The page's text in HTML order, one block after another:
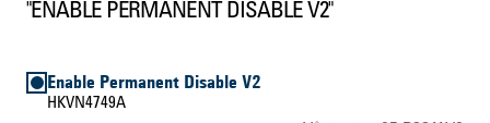
"ENABLE PERMANENT DISABLE V2"
Enable Permanent Disable V2
HKVN4749A